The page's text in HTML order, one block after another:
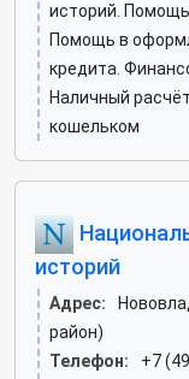
историй. Помощь
Помощь в
кредита.
Наличный
кошельком
историй
Адрес:
район)
Телефон:
+7